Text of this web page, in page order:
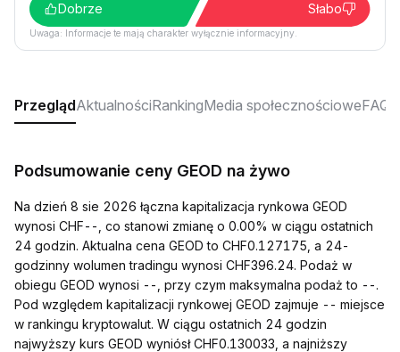
Dobrze
Słabo
Uwaga: Informacje te mają charakter wyłącznie informacyjny.
PrzeglądAktualnościRankingMedia społecznościoweFAQ
Podsumowanie ceny GEOD na żywo
Na dzień 8 sie 2026 łączna kapitalizacja rynkowa GEOD
wynosi CHF--, co stanowi zmianę o 0.00% w ciągu ostatnich
24 godzin. Aktualna cena GEOD to CHF0.127175, a 24-
godzinny wolumen tradingu wynosi CHF396.24. Podaż w
obiegu GEOD wynosi --, przy czym maksymalna podaż to --.
Pod względem kapitalizacji rynkowej GEOD zajmuje -- miejsce
w rankingu kryptowalut. W ciągu ostatnich 24 godzin
najwyższy kurs GEOD wyniósł CHF0.130033, a najniższy